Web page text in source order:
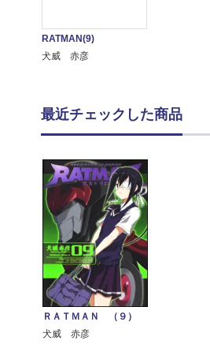
RATMAN(9)
犬威 赤彦
最近チェックした商品
ＲＡＴＭＡＮ （９）
犬威 赤彦